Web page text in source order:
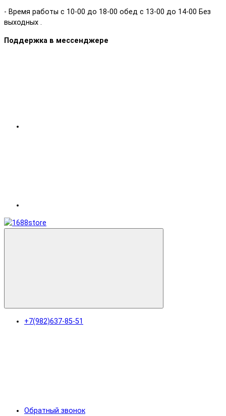
- Время работы с 10-00 до 18-00 обед с 13-00 до 14-00 Без
выходных .
Поддержка в мессенджере
+7(982)637-85-51
Обратный звонок